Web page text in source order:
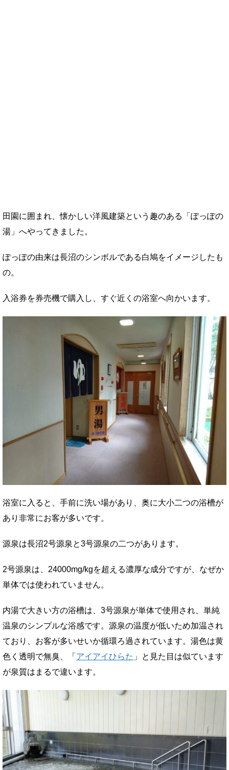
田園に囲まれ、懐かしい洋風建築という趣のある「ぽっぽの
湯」へやってきました。
ぽっぽの由来は長沼のシンボルである白鳩をイメージしたも
の。
入浴券を券売機で購入し、すぐ近くの浴室へ向かいます。
浴室に入ると、手前に洗い場があり、奥に大小二つの浴槽が
あり非常にお客が多いです。
源泉は長沼2号源泉と3号源泉の二つがあります。
2号源泉は、24000mg/kgを超える濃厚な成分ですが、なぜか
単体では使われていません。
内湯で大きい方の浴槽は、3号源泉が単体で使用され、単純
温泉のシンプルな浴感です。源泉の温度が低いため加温され
ており、お客が多いせいか循環ろ過されています。湯色は黄
色く透明で無臭、「 アイアイひらた 」と見た目は似ています
が泉質はまるで違います。